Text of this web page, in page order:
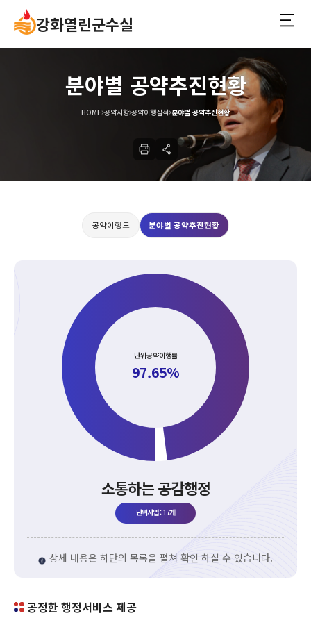
강화열린군수실
분야별 공약추진현황
HOME 공약사항 공약이행실적 분야별 공약추진현황
공약이행도 분야별 공약추진현황
단위공약이행률
97.65%
소통하는 공감행정
단위사업 : 17개
상세 내용은 하단의 목록을 펼쳐 확인 하실 수 있습니다.
공정한 행정서비스 제공